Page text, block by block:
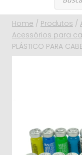
Home / Produtos /
Acessórios para
PLÁSTICO PARA